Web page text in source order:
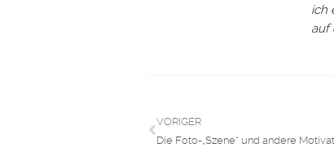
ich
auf
VORIGER
Die Foto-„Szene“ und andere